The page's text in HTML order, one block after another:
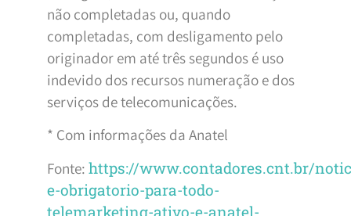
não completadas ou, quando
completadas, com desligamento pelo
originador em até três segundos é uso
indevido dos recursos numeração e dos
serviços de telecomunicações.
* Com informações da Anatel
Fonte: https://www.contadores.cnt.br/
e-obrigatorio-para-todo-
telemarketing-ativo-e-anatel-